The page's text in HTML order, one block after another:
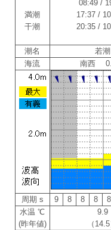
満潮
干潮
08:49 /
17:37 /
20:35 /
潮名
若潮
海流
南西
周期 s 9 8 8 8 8
水温 ℃
(昨年値)
9.9
（14.5